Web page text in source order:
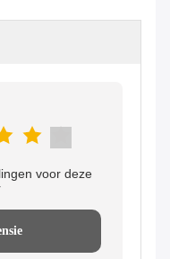
voor deze